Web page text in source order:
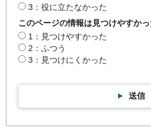
3：役に立たなかった
このページの情報は見つけやすかっ
1：見つけやすかった
2：ふつう
3：見つけにくかった
送信